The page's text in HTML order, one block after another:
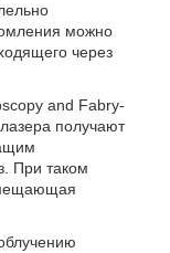
можно
через
and Fabry-
получают
При таком